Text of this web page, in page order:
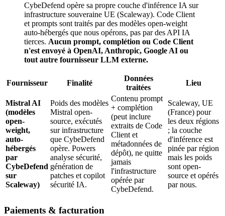
CybeDefend opère sa propre couche d'inférence IA sur
infrastructure souveraine UE (Scaleway). Code Client
et prompts sont traités par des modèles open-weight
auto-hébergés que nous opérons, pas par des API IA
tierces. Aucun prompt, complétion ou Code Client
n'est envoyé à OpenAI, Anthropic, Google AI ou
tout autre fournisseur LLM externe.
Fournisseur Finalité
Données
traitées
Lieu
Mistral AI
(modèles
open-
weight,
auto-
hébergés
par
CybeDefend
sur
Scaleway)
Poids des modèles
Mistral open-
source, exécutés
sur infrastructure
que CybeDefend
opère. Powers
analyse sécurité,
génération de
patches et copilot
sécurité IA.
Contenu prompt
+ complétion
(peut inclure
extraits de Code
Client et
métadonnées de
dépôt), ne quitte
jamais
l'infrastructure
opérée par
CybeDefend.
Scaleway, UE
(France) pour
les deux régions
; la couche
d'inférence est
pinée par région
mais les poids
sont open-
source et opérés
par nous.
Paiements & facturation